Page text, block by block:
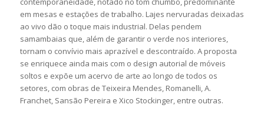
em mesas e estações de trabalho. Lajes nervuradas deixadas
ao vivo dão o toque mais industrial. Delas pendem
samambaias que, além de garantir o verde nos interiores,
tornam o convívio mais aprazível e descontraído. A proposta
se enriquece ainda mais com o design autorial de móveis
soltos e expõe um acervo de arte ao longo de todos os
setores, com obras de Teixeira Mendes, Romanelli, A.
Franchet, Sansão Pereira e Xico Stockinger, entre outras.